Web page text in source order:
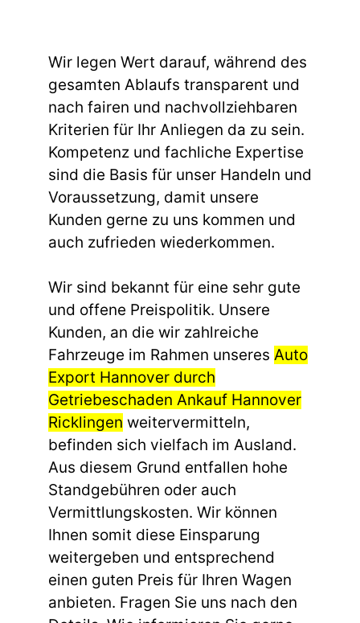
Wir legen Wert darauf, während des
gesamten Ablaufs transparent und
nach fairen und nachvollziehbaren
Kriterien für Ihr Anliegen da zu sein.
Kompetenz und fachliche Expertise
sind die Basis für unser Handeln und
Voraussetzung, damit unsere
Kunden gerne zu uns kommen und
auch zufrieden wiederkommen.
Wir sind bekannt für eine sehr gute
und offene Preispolitik. Unsere
Kunden, an die wir zahlreiche
Fahrzeuge im Rahmen unseres Auto
Export Hannover durch
Getriebeschaden Ankauf Hannover
Ricklingen weitervermitteln,
befinden sich vielfach im Ausland.
Aus diesem Grund entfallen hohe
Standgebühren oder auch
Vermittlungskosten. Wir können
Ihnen somit diese Einsparung
weitergeben und entsprechend
einen guten Preis für Ihren Wagen
anbieten. Fragen Sie uns nach den